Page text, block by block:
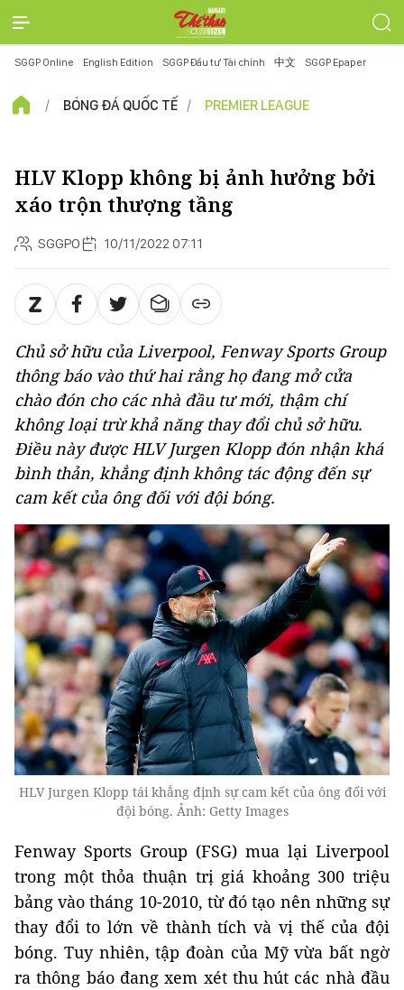
SGGP Online English Edition SGGP Đầu tư Tài chính 中文 SGGP Epaper
BÓNG ĐÁ QUỐC TẾ PREMIER LEAGUE
HLV Klopp không bị ảnh hưởng bởi
xáo trộn thượng tầng
SGGPO 10/11/2022 07:11
Chủ sở hữu của Liverpool, Fenway Sports Group
thông báo vào thứ hai rằng họ đang mở cửa
chào đón cho các nhà đầu tư mới, thậm chí
không loại trừ khả năng thay đổi chủ sở hữu.
Điều này được HLV Jurgen Klopp đón nhận khá
bình thản, khẳng định không tác động đến sự
cam kết của ông đối với đội bóng.
HLV Jurgen Klopp tái khẳng định sự cam kết của ông đối với
đội bóng. Ảnh: Getty Images
Fenway Sports Group (FSG) mua lại Liverpool
trong một thỏa thuận trị giá khoảng 300 triệu
bảng vào tháng 10-2010, từ đó tạo nên những sự
thay đổi to lớn về thành tích và vị thế của đội
bóng. Tuy nhiên, tập đoàn của Mỹ vừa bất ngờ
ra thông báo đang xem xét thu hút các nhà đầu